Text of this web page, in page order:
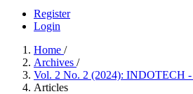
Register
Login
Home /
Archives /
Vol. 2 No. 2 (2024): INDOTECH -
Articles